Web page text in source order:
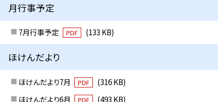
月行事予定
7月行事予定 PDF (133 KB)
ほけんだより
ほけんだより7月 PDF
(316 KB)
ほけんだより6月
PDF (493 KB)